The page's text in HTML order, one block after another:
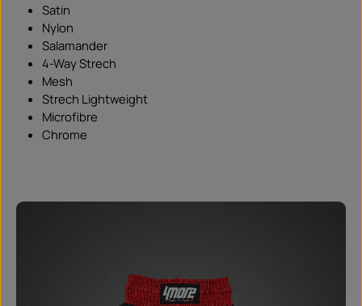
Satin
Nylon
Salamander
4-Way Strech
Mesh
Strech Lightweight
Microfibre
Chrome